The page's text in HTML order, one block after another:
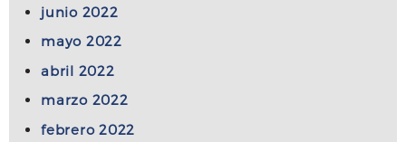
junio 2022
mayo 2022
abril 2022
marzo 2022
febrero 2022